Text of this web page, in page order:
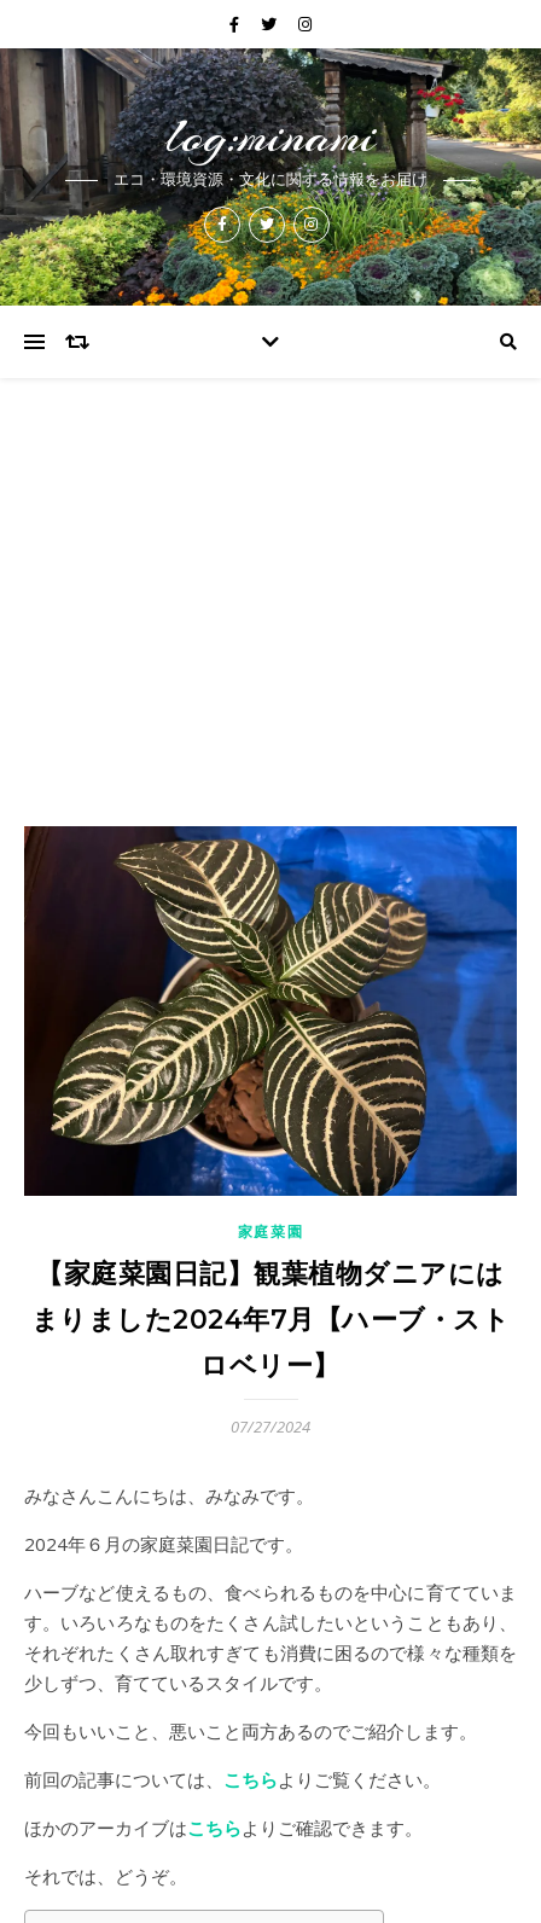
log:minami
エコ・環境資源・文化に関する情報をお届け
家庭菜園
【家庭菜園日記】観葉植物ダニアには
まりました2024年7月【ハーブ・スト
ロベリー】
07/27/2024
みなさんこんにちは、みなみです。
2024年６月の家庭菜園日記です。
ハーブなど使えるもの、食べられるものを中心に育てていま
す。いろいろなものをたくさん試したいということもあり、
それぞれたくさん取れすぎても消費に困るので様々な種類を
少しずつ、育てているスタイルです。
今回もいいこと、悪いこと両方あるのでご紹介します。
前回の記事については、 こちらよりご覧ください。
ほかのアーカイブはこちらよりご確認できます。
それでは、どうぞ。